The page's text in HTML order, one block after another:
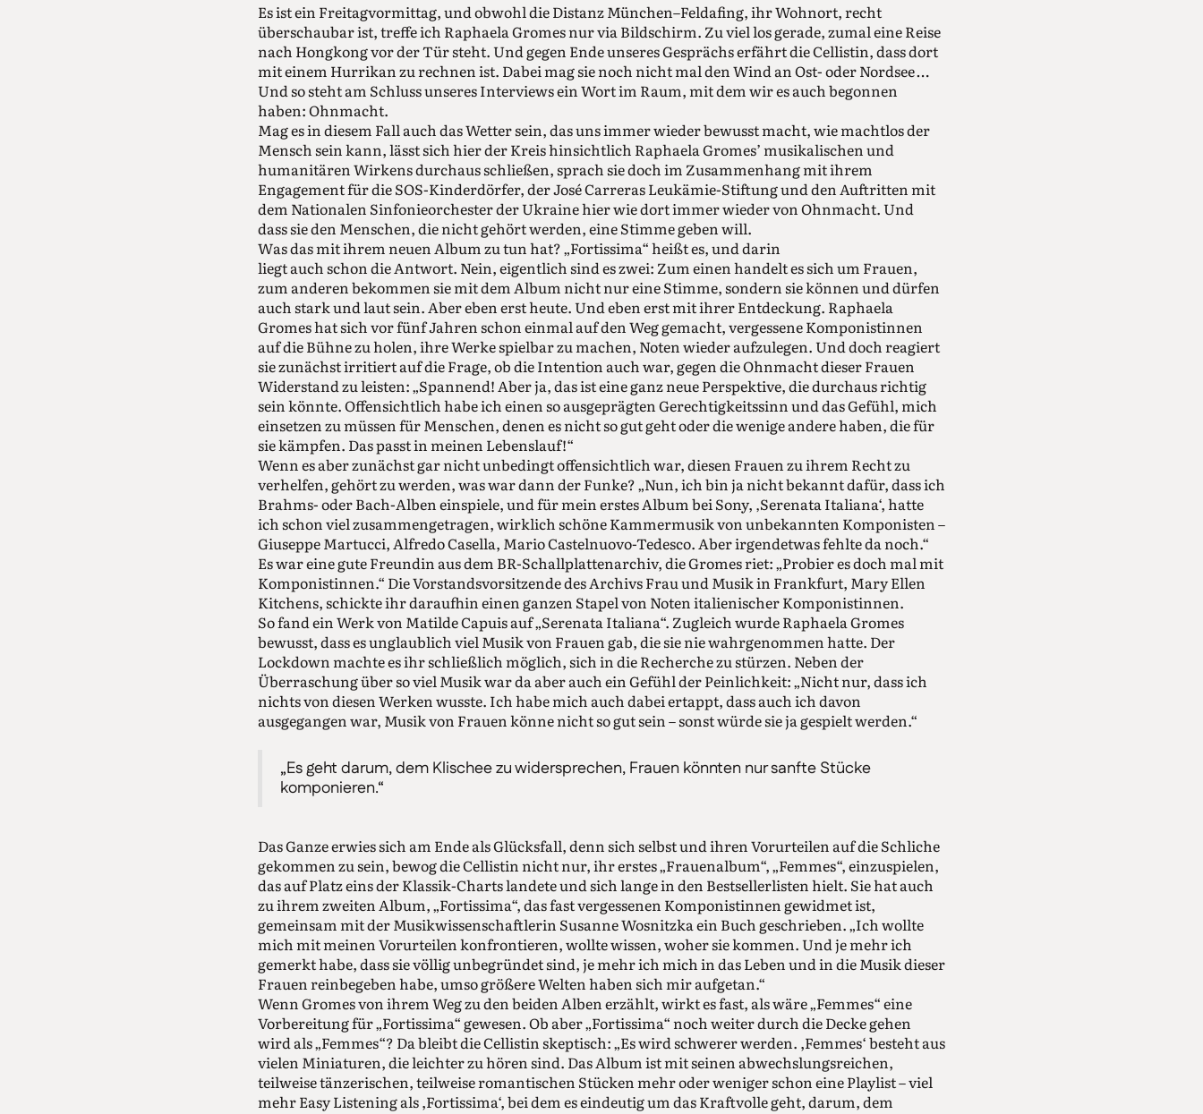
Es ist ein Freitagvormittag, und obwohl die Distanz München–Feldafing, ihr Wohnort, recht
überschaubar ist, treffe ich Raphaela Gromes nur via Bildschirm. Zu viel los gerade, zumal eine Reise
nach Hongkong vor der Tür steht. Und gegen Ende unseres Gesprächs erfährt die Cellistin, dass dort
mit einem Hurrikan zu rechnen ist. Dabei mag sie noch nicht mal den Wind an Ost- oder Nordsee …
Und so steht am Schluss unseres Interviews ein Wort im Raum, mit dem wir es auch begonnen
haben: Ohnmacht.
Mag es in diesem Fall auch das Wetter sein, das uns immer wieder bewusst macht, wie machtlos der
Mensch sein kann, lässt sich hier der Kreis hinsichtlich Raphaela Gromes’ musikalischen und
humanitären Wirkens durchaus schließen, sprach sie doch im Zusammenhang mit ihrem
Engagement für die SOS-Kinderdörfer, der José Carreras Leukämie-Stiftung und den Auftritten mit
dem Nationalen Sinfonieorchester der Ukraine hier wie dort immer wieder von Ohnmacht. Und
dass sie den Menschen, die nicht gehört werden, eine Stimme geben will.
Was das mit ihrem neuen Album zu tun hat? „Fortissima“ heißt es, und darin
liegt auch schon die Antwort. Nein, eigentlich sind es zwei: Zum einen handelt es sich um Frauen,
zum anderen bekommen sie mit dem Album nicht nur eine Stimme, sondern sie können und dürfen
auch stark und laut sein. Aber eben erst heute. Und eben erst mit ihrer Entdeckung. Raphaela
Gromes hat sich vor fünf Jahren schon einmal auf den Weg gemacht, vergessene Komponistinnen
auf die Bühne zu holen, ihre Werke spielbar zu machen, Noten wieder aufzulegen. Und doch reagiert
sie zunächst irritiert auf die Frage, ob die Intention auch war, gegen die Ohnmacht dieser Frauen
Widerstand zu leisten: „Spannend! Aber ja, das ist eine ganz neue Perspektive, die durchaus richtig
sein könnte. Offensichtlich habe ich einen so ausgeprägten Gerechtigkeitssinn und das Gefühl, mich
einsetzen zu müssen für Menschen, denen es nicht so gut geht oder die wenige andere haben, die für
sie kämpfen. Das passt in meinen Lebenslauf!“
Wenn es aber zunächst gar nicht unbedingt offensichtlich war, diesen Frauen zu ihrem Recht zu
verhelfen, gehört zu werden, was war dann der Funke? „Nun, ich bin ja nicht bekannt dafür, dass ich
Brahms- oder Bach-Alben einspiele, und für mein erstes Album bei Sony, ‚Serenata Italiana‘, hatte
ich schon viel zusammengetragen, wirklich schöne Kammermusik von unbekannten Komponisten –
Giuseppe Martucci, Alfredo Casella, Mario Castelnuovo-Tedesco. Aber irgendetwas fehlte da noch.“
Es war eine gute Freundin aus dem BR-Schallplattenarchiv, die Gromes riet: „Probier es doch mal mit
Komponistinnen.“ Die Vorstandsvorsitzende des Archivs Frau und Musik in Frankfurt, Mary Ellen
Kitchens, schickte ihr daraufhin einen ganzen Stapel von Noten italienischer Komponistinnen.
So fand ein Werk von Matilde Capuis auf „Serenata Italiana“. Zugleich wurde Raphaela Gromes
bewusst, dass es unglaublich viel Musik von Frauen gab, die sie nie wahrgenommen hatte. Der
Lockdown machte es ihr schließlich möglich, sich in die Recherche zu stürzen. Neben der
Überraschung über so viel Musik war da aber auch ein Gefühl der Peinlichkeit: „Nicht nur, dass ich
nichts von diesen Werken wusste. Ich habe mich auch dabei ertappt, dass auch ich davon
ausgegangen war, Musik von Frauen könne nicht so gut sein – sonst würde sie ja gespielt werden.“
„Es geht darum, dem Klischee zu widersprechen, Frauen könnten nur sanfte Stücke
komponieren.“
Das Ganze erwies sich am Ende als Glücksfall, denn sich selbst und ihren Vorurteilen auf die Schliche
gekommen zu sein, bewog die Cellistin nicht nur, ihr erstes „Frauenalbum“, „Femmes“, einzuspielen,
das auf Platz eins der Klassik-Charts landete und sich lange in den Bestsellerlisten hielt. Sie hat auch
zu ihrem zweiten Album, „Fortissima“, das fast vergessenen Komponistinnen gewidmet ist,
gemeinsam mit der Musikwissenschaftlerin Susanne Wosnitzka ein Buch geschrieben. „Ich wollte
mich mit meinen Vorurteilen konfrontieren, wollte wissen, woher sie kommen. Und je mehr ich
gemerkt habe, dass sie völlig unbegründet sind, je mehr ich mich in das Leben und in die Musik dieser
Frauen reinbegeben habe, umso größere Welten haben sich mir aufgetan.“
Wenn Gromes von ihrem Weg zu den beiden Alben erzählt, wirkt es fast, als wäre „Femmes“ eine
Vorbereitung für „Fortissima“ gewesen. Ob aber „Fortissima“ noch weiter durch die Decke gehen
wird als „Femmes“? Da bleibt die Cellistin skeptisch: „Es wird schwerer werden. ,Femmes‘ besteht aus
vielen Miniaturen, die leichter zu hören sind. Das Album ist mit seinen abwechslungsreichen,
teilweise tänzerischen, teilweise romantischen Stücken mehr oder weniger schon eine Playlist – viel
mehr Easy Listening als ,Fortissima‘, bei dem es eindeutig um das Kraftvolle geht, darum, dem